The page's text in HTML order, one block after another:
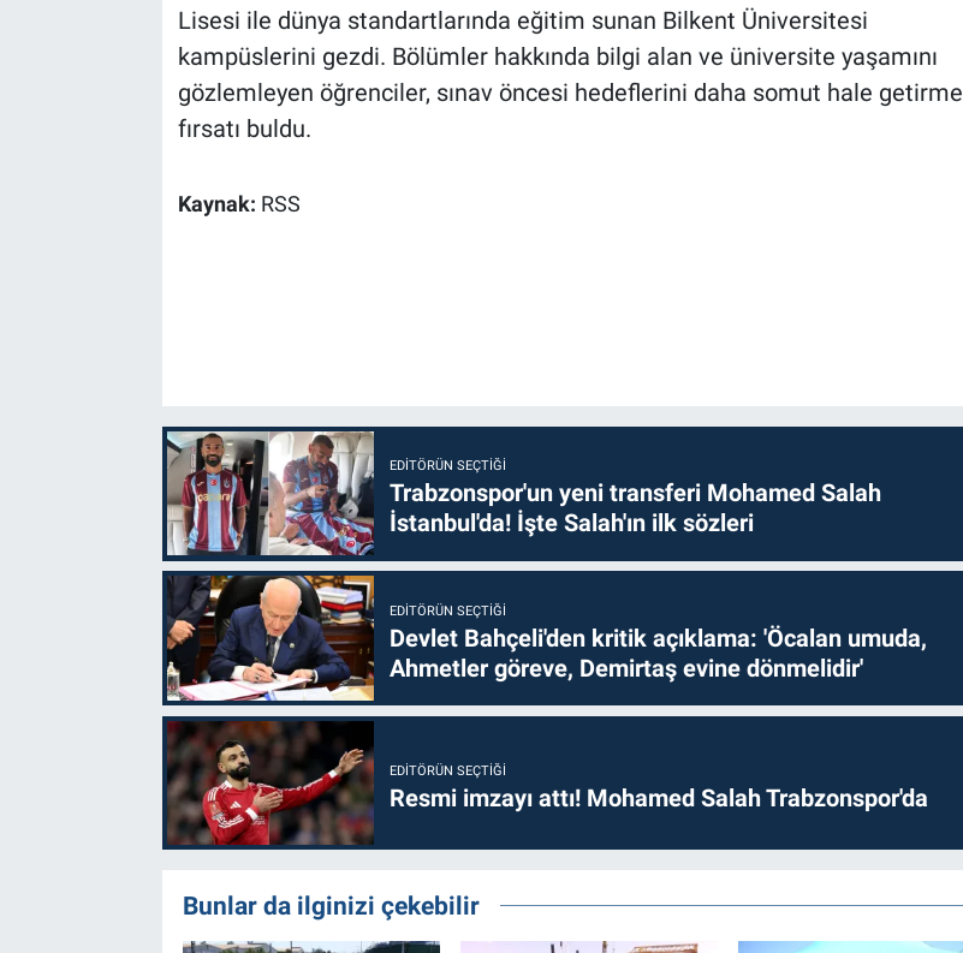
Lisesi ile dünya standartlarında eğitim sunan Bilkent Üniversitesi
kampüslerini gezdi. Bölümler hakkında bilgi alan ve üniversite yaşamını
gözlemleyen öğrenciler, sınav öncesi hedeflerini daha somut hale getirme
fırsatı buldu.
Kaynak: RSS
EDITÖRÜN SEÇTIĞI
Trabzonspor'un yeni transferi Mohamed Salah
İstanbul'da! İşte Salah'ın ilk sözleri
EDITÖRÜN SEÇTIĞI
Devlet Bahçeli'den kritik açıklama: 'Öcalan umuda,
Ahmetler göreve, Demirtaş evine dönmelidir'
EDITÖRÜN SEÇTIĞI
Resmi imzayı attı! Mohamed Salah Trabzonspor'da
Bunlar da ilginizi çekebilir